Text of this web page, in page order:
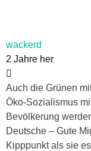
wackerd
2 Jahre her
Auch die Grünen
Öko-Sozialismus
Bevölkerung
Deutsche – Gute
Kipppunkt als sie